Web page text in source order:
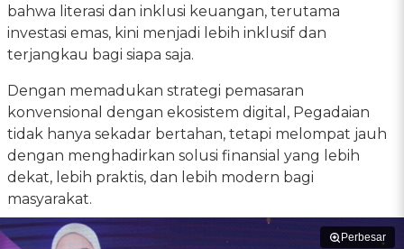
bahwa literasi dan inklusi keuangan, terutama
investasi emas, kini menjadi lebih inklusif dan
terjangkau bagi siapa saja.
Dengan memadukan strategi pemasaran
konvensional dengan ekosistem digital, Pegadaian
tidak hanya sekadar bertahan, tetapi melompat jauh
dengan menghadirkan solusi finansial yang lebih
dekat, lebih praktis, dan lebih modern bagi
masyarakat.
Perbesar